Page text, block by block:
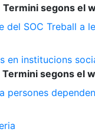
segons el
SOC Treball a
en institucions
segons el